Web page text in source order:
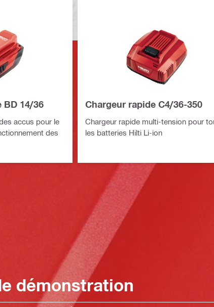
BD 14/36
accus pour le
des
Chargeur rapide C4/36-350
Chargeur rapide multi-tension pour
les batteries Hilti Li-ion
démonstration